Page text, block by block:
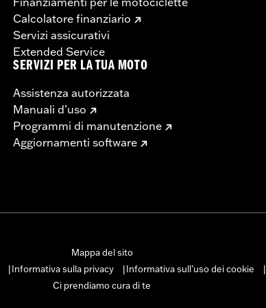
Calcolatore finanziario
Servizi assicurativi
Extended Service
SERVIZI PER LA TUA MOTO
Assistenza autorizzata
Manuali d’uso
Programmi di manutenzione
Aggiornamenti software
Mappa del sito
Informativa sulla privacy Informativa sull’uso dei cookie
Ci prendiamo cura di te